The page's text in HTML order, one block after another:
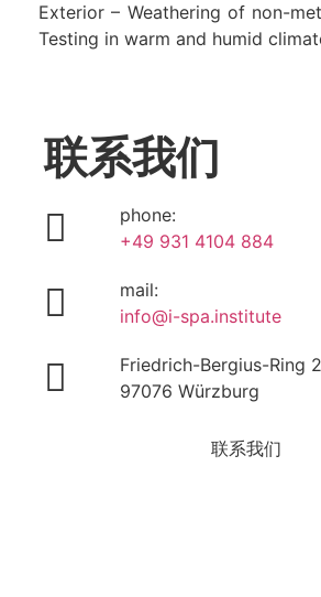
Exterior – Weathering of non-
Testing in warm and humid
联系我们
phone:
+49 931 4104 884
mail:
info@i-spa.institute
Friedrich-Bergius-Ring
97076 Würzburg
联系我们